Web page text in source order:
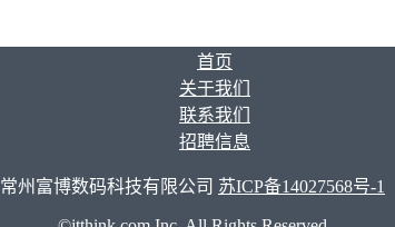
首页
关于我们
联系我们
招聘信息
常州富博数码科技有限公司 苏ICP备14027568号-1